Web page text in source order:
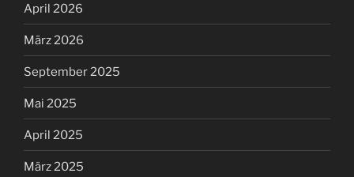
April 2026
März 2026
September 2025
Mai 2025
April 2025
März 2025